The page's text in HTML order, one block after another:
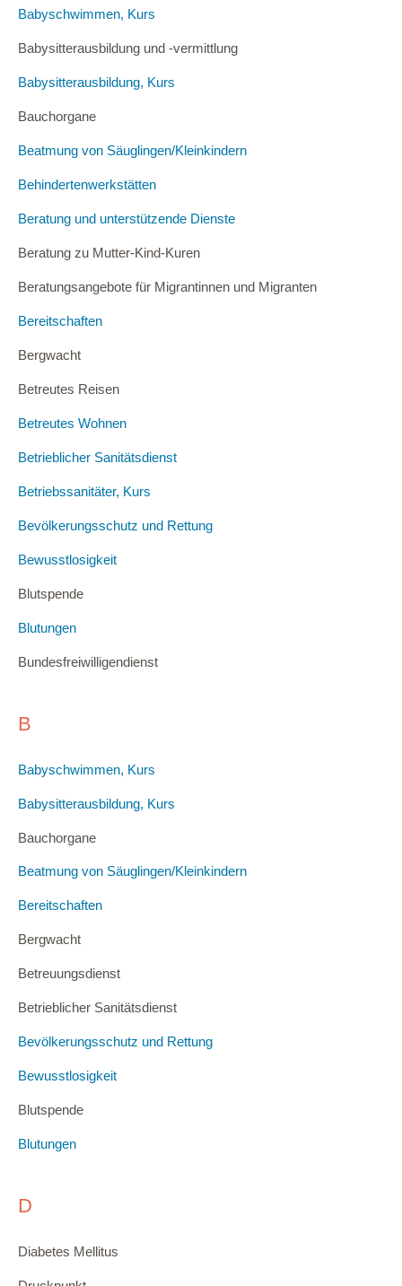
Babyschwimmen, Kurs
Babysitterausbildung und -vermittlung
Babysitterausbildung, Kurs
Bauchorgane
Beatmung von Säuglingen/Kleinkindern
Behindertenwerkstätten
Beratung und unterstützende Dienste
Beratung zu Mutter-Kind-Kuren
Beratungsangebote für Migrantinnen und Migranten
Bereitschaften
Bergwacht
Betreutes Reisen
Betreutes Wohnen
Betrieblicher Sanitätsdienst
Betriebssanitäter, Kurs
Bevölkerungsschutz und Rettung
Bewusstlosigkeit
Blutspende
Blutungen
Bundesfreiwilligendienst
B
Babyschwimmen, Kurs
Babysitterausbildung, Kurs
Bauchorgane
Beatmung von Säuglingen/Kleinkindern
Bereitschaften
Bergwacht
Betreuungsdienst
Betrieblicher Sanitätsdienst
Bevölkerungsschutz und Rettung
Bewusstlosigkeit
Blutspende
Blutungen
D
Diabetes Mellitus